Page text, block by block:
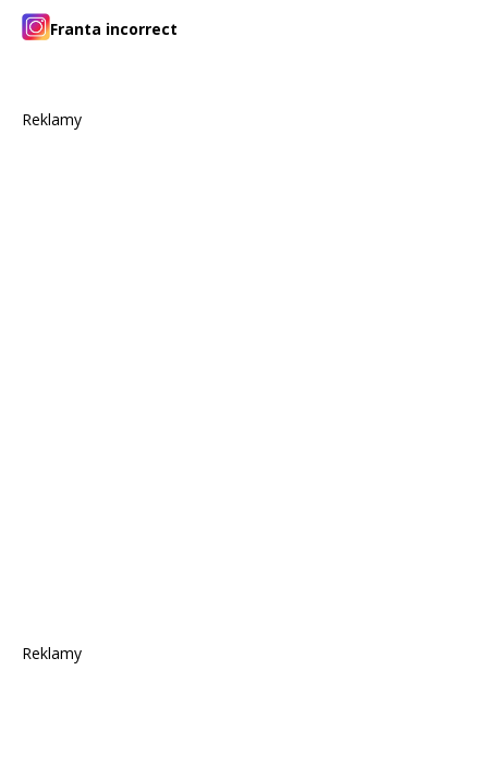
Franta incorrect
Reklamy
Reklamy